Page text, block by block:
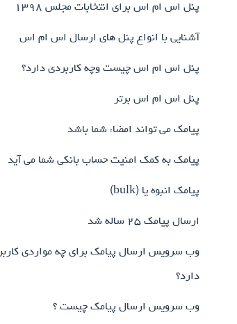
پنل اس ام اس برای انتخابات مجلس ۱۳۹۸
آشنایی با انواع پنل های ارسال اس ام اس
پنل اس ام اس چیست وچه کاربردی دارد؟
پنل اس ام اس برتر
پیامک می تواند امضاء شما باشد
پیامک به کمک امنیت حساب بانکی شما می آید
پیامک انبوه یا (bulk)
ارسال پیامک ۲۵ ساله شد
وب سرویس ارسال پیامک برای چه مواردی
دارد؟
وب سرویس ارسال پیامک چیست ؟